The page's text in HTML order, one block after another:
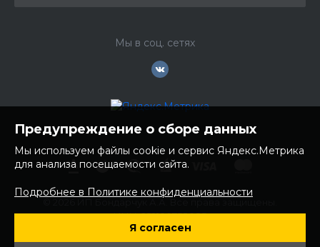
Мы в соц. сетях
ИНН: 252100758085
ОГРНИП: 304250236200270
Юр. адрес: 692481 Приморский край, Надеждинский район,
Предупреждение о сборе данных
Мы используем файлы cookie и сервис Яндекс.Метрика
для анализа посещаемости сайта.
Подробнее в Политике конфиденциальности
Я согласен